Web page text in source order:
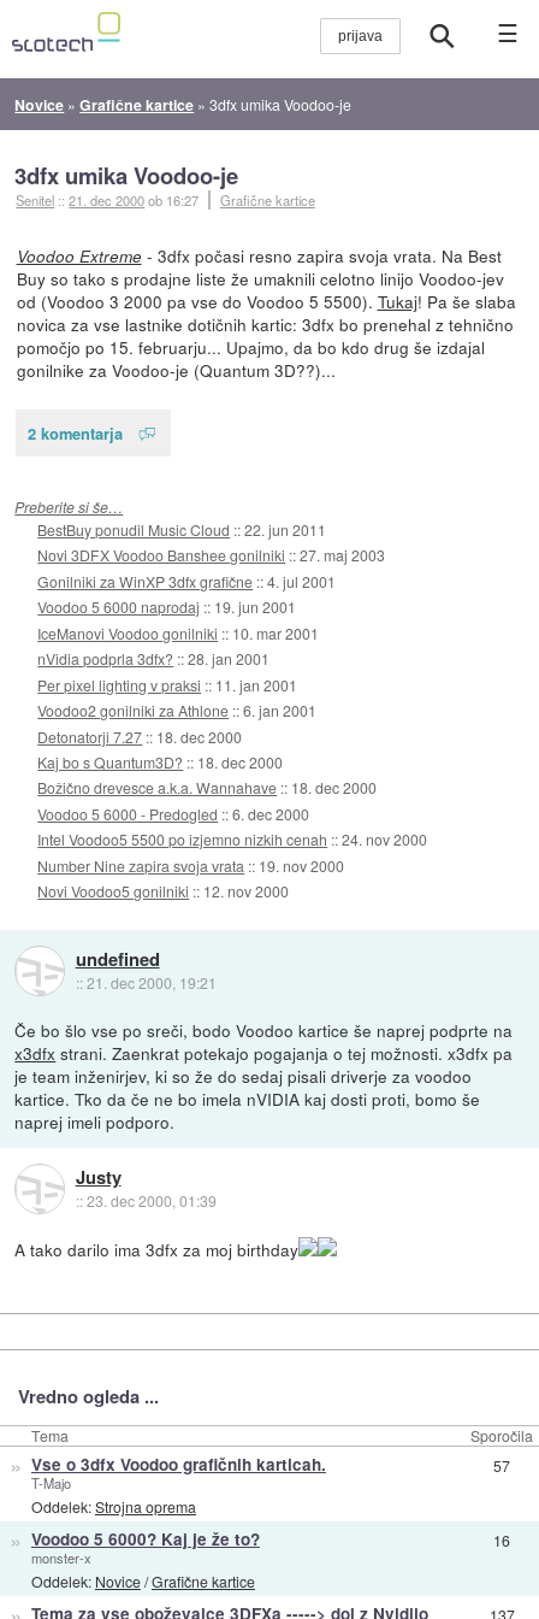
☰
Novice »Grafične kartice »3dfx umika Voodoo-je
3dfx umika Voodoo-je
Senitel ::21. dec 2000ob 16:27 Grafične kartice
Voodoo Extreme- 3dfx počasi resno zapira svoja vrata. Na Best
Buy so tako s prodajne liste že umaknili celotno linijo Voodoo-jev
od (Voodoo 3 2000 pa vse do Voodoo 5 5500). Tukaj! Pa še slaba
novica za vse lastnike dotičnih kartic: 3dfx bo prenehal z tehnično
pomočjo po 15. februarju... Upajmo, da bo kdo drug še izdajal
gonilnike za Voodoo-je (Quantum 3D??)...
2 komentarja
Preberite si še…
BestBuy ponudil Music Cloud ::22. jun 2011
Novi 3DFX Voodoo Banshee gonilniki ::27. maj 2003
Gonilniki za WinXP 3dfx grafične ::4. jul 2001
Voodoo 5 6000 naprodaj :: 19. jun 2001
IceManovi Voodoo gonilniki :: 10. mar 2001
nVidia podprla 3dfx? ::28. jan 2001
Per pixel lighting v praksi :: 11. jan 2001
Voodoo2 gonilniki za Athlone ::6. jan 2001
Detonatorji 7.27 :: 18. dec 2000
Kaj bo s Quantum3D? :: 18. dec 2000
Božično drevesce a.k.a. Wannahave :: 18. dec 2000
Voodoo 5 6000 - Predogled ::6. dec 2000
Intel Voodoo5 5500 po izjemno nizkih cenah ::24. nov 2000
Number Nine zapira svoja vrata :: 19. nov 2000
Novi Voodoo5 gonilniki :: 12. nov 2000
undefined
::21. dec 2000, 19:21
Če bo šlo vse po sreči, bodo Voodoo kartice še naprej podprte na
x3dfx strani. Zaenkrat potekajo pogajanja o tej možnosti. x3dfx pa
je team inženirjev, ki so že do sedaj pisali driverje za voodoo
kartice. Tko da če ne bo imela nVIDIA kaj dosti proti, bomo še
naprej imeli podporo.
Justy
::23. dec 2000, 01:39
A tako darilo ima 3dfx za moj birthday
Vredno ogleda ...
Tema Sporočila
» Vse o 3dfx Voodoo grafičnih karticah.
T-Majo
Oddelek:Strojna oprema
57
» Voodoo 5 6000? Kaj je že to?
monster-x
Oddelek: Novice/Grafične kartice
16
Tema za vse oboževalce 3DFXa -----> dol z Nvidijo